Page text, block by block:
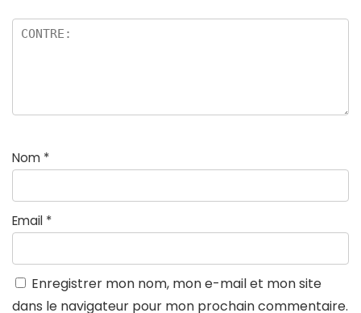
Nom *
Email *
Enregistrer mon nom, mon e-mail et mon site
dans le navigateur pour mon prochain commentaire.